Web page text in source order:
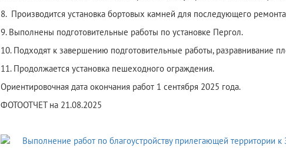
8. Производится установка бортовых камней для последующего
9. Выполнены подготовительные работы по установке Пергол.
10. Подходят к завершению подготовительные работы, разравнивание
11. Продолжается установка пешеходного ограждения.
Ориентировочная дата окончания работ 1 сентября 2025 года.
ФОТООТЧЕТ на 21.08.2025